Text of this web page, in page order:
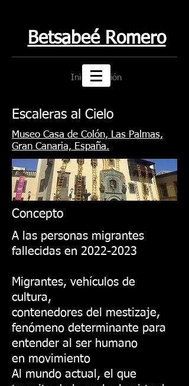
Betsabeé Romero
Iniciar sesión
Escaleras al Cielo
Museo Casa de Colón, Las Palmas,
Gran Canaria, España.
Concepto
A las personas migrantes
fallecidas en 2022-2023
Migrantes, vehículos de
cultura,
contenedores del mestizaje,
fenómeno determinante para
entender al ser humano
en movimiento
Al mundo actual, el que